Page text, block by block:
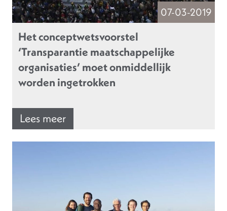
07-03-2019
Het conceptwetsvoorstel
‘Transparantie maatschappelijke
organisaties’ moet onmiddellijk
worden ingetrokken
Lees meer